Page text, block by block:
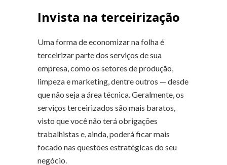
Invista na terceirização
Uma forma de economizar na folha é
terceirizar parte dos serviços de sua
empresa, como os setores de produção,
limpeza e marketing, dentre outros — desde
que não seja a área técnica. Geralmente, os
serviços terceirizados são mais baratos,
visto que você não terá obrigações
trabalhistas e, ainda, poderá ficar mais
focado nas questões estratégicas do seu
negócio.